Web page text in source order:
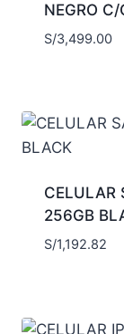
NEGRO
S/3,499.00
CELULAR
256GB
S/1,192.82